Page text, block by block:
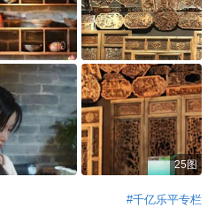
25图
#千亿乐平专栏